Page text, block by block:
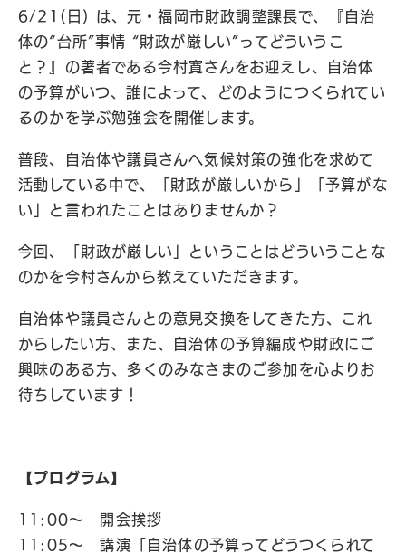
6/21(日) は、元・福岡市財政調整課長で、『自治
体の“台所”事情 “財政が厳しい”ってどういうこ
と？』の著者である今村寛さんをお迎えし、自治体
の予算がいつ、誰によって、どのようにつくられてい
るのかを学ぶ勉強会を開催します。
普段、自治体や議員さんへ気候対策の強化を求めて
活動している中で、「財政が厳しいから」「予算がな
い」と言われたことはありませんか？
今回、「財政が厳しい」ということはどういうことな
のかを今村さんから教えていただきます。
自治体や議員さんとの意見交換をしてきた方、これ
からしたい方、また、自治体の予算編成や財政にご
興味のある方、多くのみなさまのご参加を心よりお
待ちしています！
【プログラム】
11:00〜 開会挨拶
11:05〜 講演「自治体の予算ってどうつくられて